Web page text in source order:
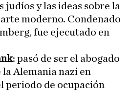
judíos y las ideas sobre la
moderno. Condenado
fue ejecutado en
: pasó de ser el abogado
Alemania nazi en
periodo de ocupación